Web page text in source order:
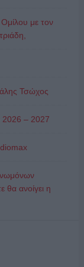
με τον
Τσώχος
2026 – 2027
θα ανοίγει η